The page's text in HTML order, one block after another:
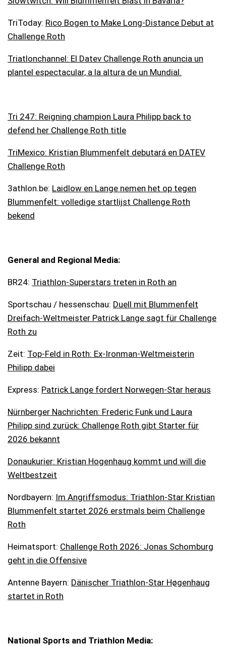
TriToday: Rico Bogen to Make Long-Distance Debut at
Challenge Roth
Triatlonchannel: El Datev Challenge Roth anuncia un
plantel espectacular, a la altura de un Mundial.
Tri 247: Reigning champion Laura Philipp back to
defend her Challenge Roth title
TriMexico: Kristian Blummenfelt debutará en DATEV
Challenge Roth
3athlon.be: Laidlow en Lange nemen het op tegen
Blummenfelt: volledige startlijst Challenge Roth
bekend
General and Regional Media:
BR24: Triathlon-Superstars treten in Roth an
Sportschau / hessenschau: Duell mit Blummenfelt
Dreifach-Weltmeister Patrick Lange sagt für Challenge
Roth zu
Zeit: Top-Feld in Roth: Ex-Ironman-Weltmeisterin
Philipp dabei
Express: Patrick Lange fordert Norwegen-Star heraus
Nürnberger Nachrichten: Frederic Funk und Laura
Philipp sind zurück: Challenge Roth gibt Starter für
2026 bekannt
Donaukurier: Kristian Hogenhaug kommt und will die
Weltbestzeit
Nordbayern: Im Angriffsmodus: Triathlon-Star Kristian
Blummenfelt startet 2026 erstmals beim Challenge
Roth
Heimatsport: Challenge Roth 2026: Jonas Schomburg
geht in die Offensive
Antenne Bayern: Dänischer Triathlon-Star Høgenhaug
startet in Roth
National Sports and Triathlon Media: